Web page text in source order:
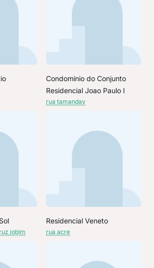
Condominio do Conjunto
Residencial Joao Paulo I
rua tamanday
jobim
Residencial Veneto
rua acre